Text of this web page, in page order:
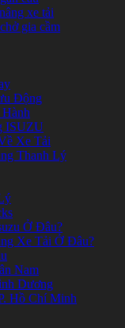
xe tải
gia cầm
Động
ISUZU
Xe Tải
Thanh Lý
Ở Đâu?
Xe Tải Ở Đâu?
Nam
Dương
Hồ Chí Minh